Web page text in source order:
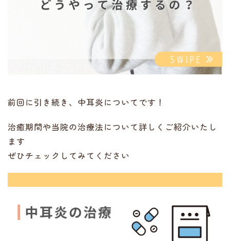
前回に引き続き、中耳炎についてです！
治癒期間や当院の治療法について詳しくご紹介いたし
ます
ぜひチェックしてみてください